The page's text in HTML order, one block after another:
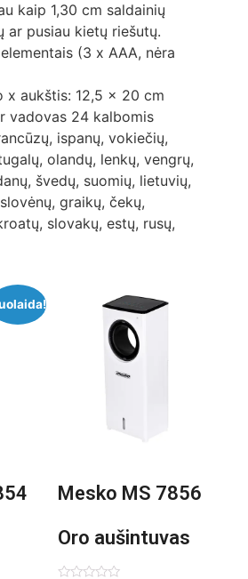
kaip 1,30 cm saldainių
ar pusiau kietų riešutų.
(3 x AAA, nėra
x aukštis: 12,5 x 20 cm
vadovas 24 kalbomis
ispanų, vokiečių,
olandų, lenkų, vengrų,
švedų, suomių, lietuvių,
graikų, čekų,
slovakų, estų, rusų,
Mesko MS 7856
Oro aušintuvas